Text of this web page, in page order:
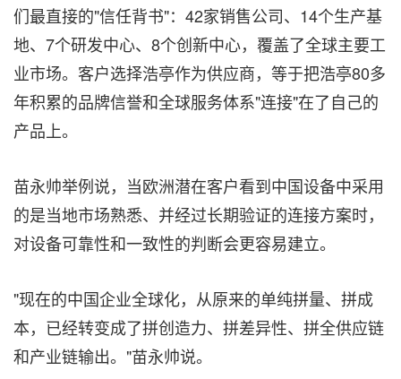
们最直接的"信任背书"：42家销售公司、14个生产基
地、7个研发中心、8个创新中心，覆盖了全球主要工
业市场。客户选择浩亭作为供应商，等于把浩亭80多
年积累的品牌信誉和全球服务体系"连接"在了自己的
产品上。
苗永帅举例说，当欧洲潜在客户看到中国设备中采用
的是当地市场熟悉、并经过长期验证的连接方案时，
对设备可靠性和一致性的判断会更容易建立。
"现在的中国企业全球化，从原来的单纯拼量、拼成
本，已经转变成了拼创造力、拼差异性、拼全供应链
和产业链输出。"苗永帅说。